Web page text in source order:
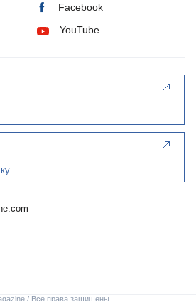
Facebook
YouTube
/ Все права защищены